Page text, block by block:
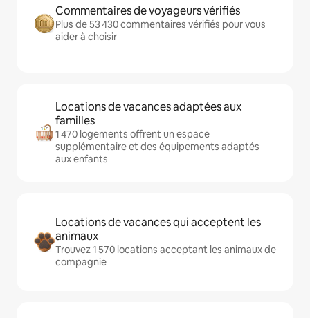
Commentaires de voyageurs vérifiés
Plus de 53 430 commentaires vérifiés pour vous
aider à choisir
Locations de vacances adaptées aux
familles
1 470 logements offrent un espace
supplémentaire et des équipements adaptés
aux enfants
Locations de vacances qui acceptent les
animaux
Trouvez 1 570 locations acceptant les animaux de
compagnie